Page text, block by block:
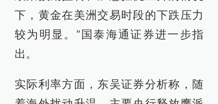
下，黄金在美洲交易时段的下跌压力
较为明显。”国泰海通证券进一步指
出。
实际利率方面，东吴证券分析称，随